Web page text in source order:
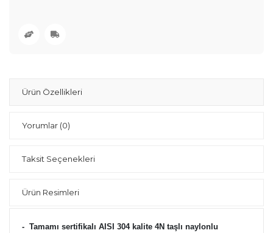
Ürün Özellikleri
Yorumlar (0)
Taksit Seçenekleri
Ürün Resimleri
- Tamamı sertifikalı AISI 304 kalite 4N taşlı naylonlu